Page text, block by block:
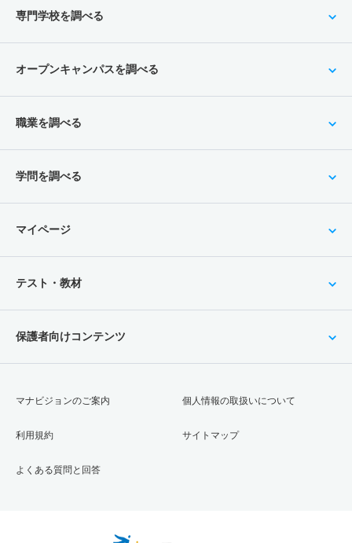
専門学校を調べる
オープンキャンパスを調べる
職業を調べる
学問を調べる
マイページ
テスト・教材
保護者向けコンテンツ
マナビジョンのご案内
利用規約
よくある質問と回答
個人情報の取扱いについて
サイトマップ